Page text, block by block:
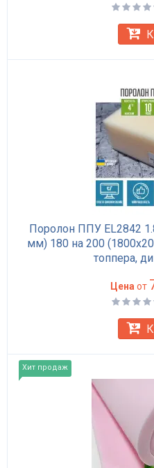
Поролон ППУ EL2842
мм) 180 на 200
топпера,
Цена от
Хит продаж